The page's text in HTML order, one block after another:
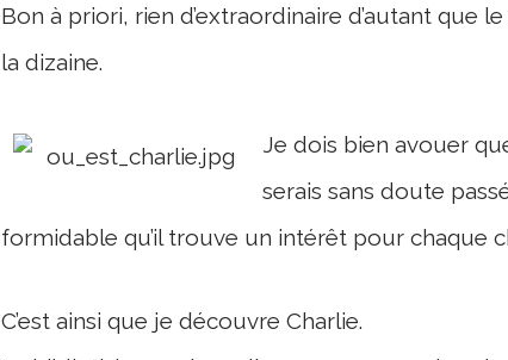
Bon à priori, rien d’extraordinaire d’autant que
la dizaine.
Je dois bien avouer
serais sans doute
formidable qu’il trouve un intérêt pour chaque
C’est ainsi que je découvre Charlie.